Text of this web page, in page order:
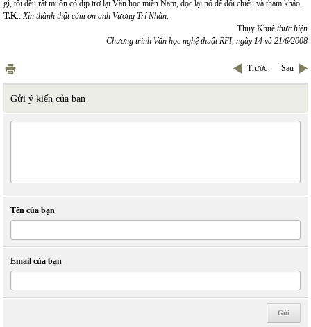
gì, tôi đều rất muốn có dịp trở lại Văn học miền Nam, đọc lại nó để đối chiếu và tham khảo.
T.K.:Xin thành thật cám ơn anh Vương Trí Nhàn.
Thụy Khuê thực hiện
Chương trình Văn học nghệ thuật RFI, ngày 14 và 21/6/2008
Trước Sau
Gửi ý kiến của bạn
Tên của bạn
Email của bạn